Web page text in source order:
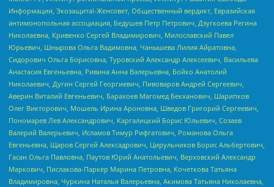
Информации, Экозащита!-Женсовет, Общественный вердикт, Евразийская
антимонопольная ассоциация, Бедушев Петр Петрович, Дзугкоева Регина
Николаевна, Кривенко Сергей Владимирович, Милославский Павел
Юрьевич, Шнырова Ольга Вадимовна, Чанышева Лилия Айратовна,
Сидорович Ольга Борисовна, Туровский Александр Алексеевич, Васильева
Анастасия Евгеньевна, Ривина Анна Валерьевна, Бойко Анатолий
Николаевич, Дугин Сергей Георгиевич, Пивоваров Андрей Сергеевич,
Аверин Виталий Евгеньевич, Барахоев Магомед Бекханович, Шарипков
Олег Викторович, Мошель Ирина Ароновна, Шведов Григорий Сергеевич,
Пономарев Лев Александрович, Каргалицкий Борис Юльевич, Созаев
Валерий Валерьевич, Исламов Тимур Рифгатович, Романова Ольга
Евгеньевна, Щаров Сергей Алексадрович, Цирульников Борис Альбертович,
Гасан Ольга Павловна, Паутов Юрий Анатольевич, Верховский Александр
Маркович, Пислакова-Паркер Марина Петровна, Кочеткова Татьяна
Владимировна, Чуркина Наталья Валерьевна, Акимова Татьяна Николаевна,